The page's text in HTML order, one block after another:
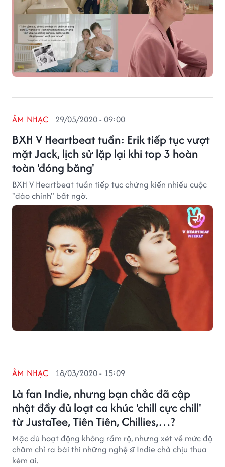
BXH V Heartbeat tuần: Erik tiếp tục vượt
mặt Jack, lịch sử lặp lại khi top 3 hoàn
toàn 'đóng băng'
ÂM NHẠC 29/05/2020 - 09:00
BXH V Heartbeat tuần tiếp tục chứng kiến nhiều cuộc
"đảo chính" bất ngờ.
Là fan Indie, nhưng bạn chắc đã cập
nhật đầy đủ loạt ca khúc 'chill cực chill'
từ JustaTee, Tiên Tiên, Chillies,…?
ÂM NHẠC 18/03/2020 - 15:09
Mặc dù hoạt động không rầm rộ, nhưng xét về mức độ
chăm chỉ ra bài thì những nghệ sĩ Indie chả chịu thua
kém ai.